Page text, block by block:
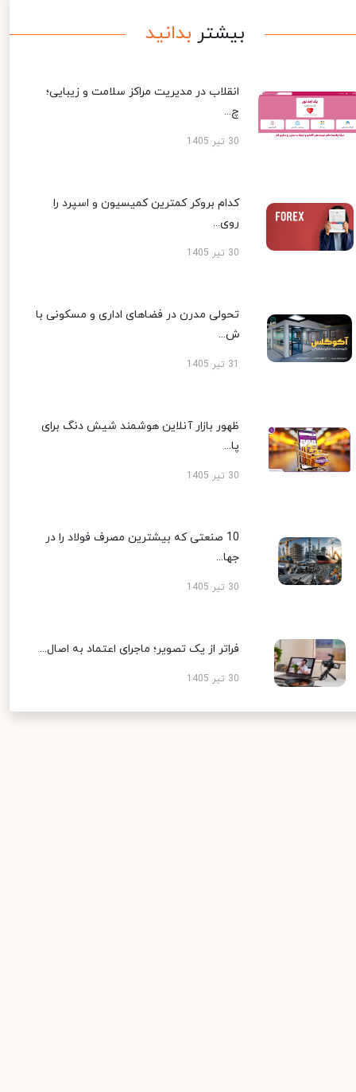
بیشتر بدانید
انقلاب در مدیریت مراکز سلامت و زیبایی؛
چ...
30 تیر 1405
کدام بروکر کمترین کمیسیون و اسپرد را
روی...
30 تیر 1405
تحولی مدرن در فضاهای اداری و مسکونی با
ش...
ظهور بازار آنلاین هوشمند شیش دنگ برای
پا...
30 تیر 1405
10 صنعتی که بیشترین مصرف فولاد را در
جها...
30 تیر 1405
فراتر از یک تصویر؛ ماجرای اعتماد به اصال...
30 تیر 1405